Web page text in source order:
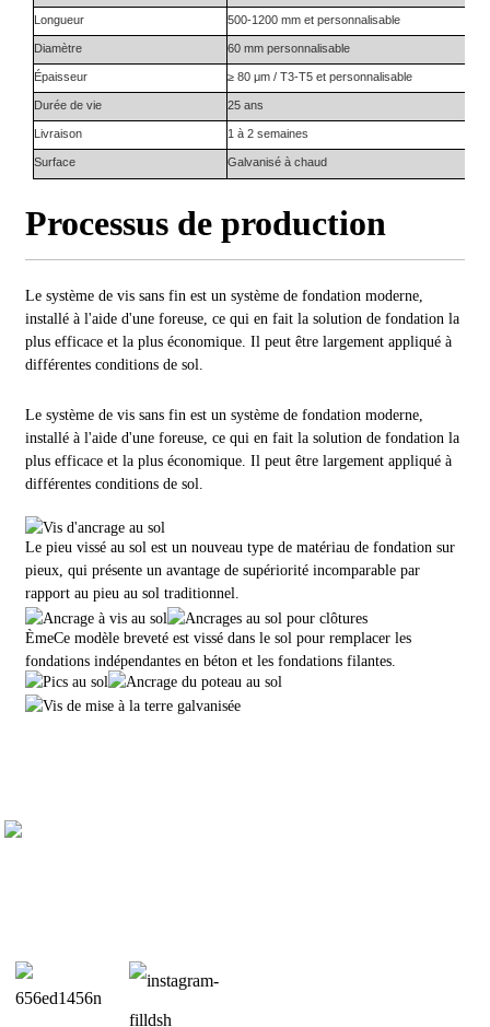
Longueur 500-1200 mm et personnalisable
Diamètre 60 mm personnalisable
Épaisseur ≥ 80 μm / T3-T5 et personnalisable
Durée de vie 25 ans
Livraison 1 à 2 semaines
Surface Galvanisé à chaud
Processus de production
Le système de vis sans fin est un système de fondation moderne,
installé à l'aide d'une foreuse, ce qui en fait la solution de fondation la
plus efficace et la plus économique. Il peut être largement appliqué à
différentes conditions de sol.
Le système de vis sans fin est un système de fondation moderne,
installé à l'aide d'une foreuse, ce qui en fait la solution de fondation la
plus efficace et la plus économique. Il peut être largement appliqué à
différentes conditions de sol.
Le pieu vissé au sol est un nouveau type de matériau de fondation sur
pieux, qui présente un avantage de supériorité incomparable par
rapport au pieu au sol traditionnel.
ÈmeCe modèle breveté est vissé dans le sol pour remplacer les
fondations indépendantes en béton et les fondations filantes.